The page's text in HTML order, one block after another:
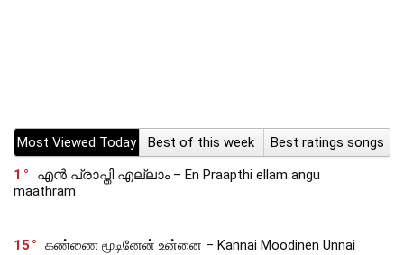
Most Viewed Today Best of this week
Best ratings songs
1
എൻ പ്രാപ്തി എല്ലാം – En Praapthi ellam angu
maathram
15
கண்ணை மூடினேன் உன்னை – Kannai Moodinen Unnai